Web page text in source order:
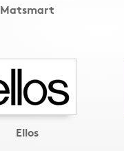
Matsmart
Ellos